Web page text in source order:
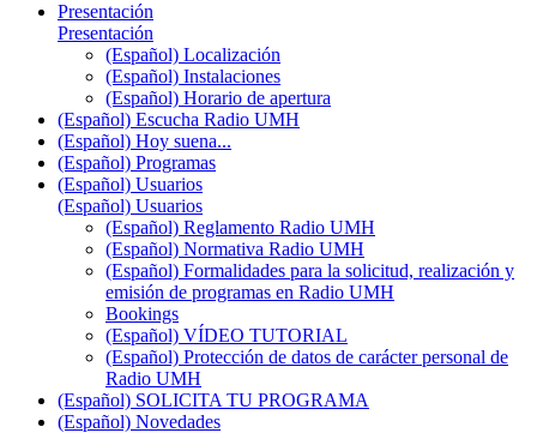
Presentación
Presentación
(Español) Localización
(Español) Instalaciones
(Español) Horario de apertura
(Español) Escucha Radio UMH
(Español) Hoy suena...
(Español) Programas
(Español) Usuarios
(Español) Usuarios
(Español) Reglamento Radio UMH
(Español) Normativa Radio UMH
(Español) Formalidades para la solicitud, realización y
emisión de programas en Radio UMH
Bookings
(Español) VÍDEO TUTORIAL
(Español) Protección de datos de carácter personal de
Radio UMH
(Español) SOLICITA TU PROGRAMA
(Español) Novedades